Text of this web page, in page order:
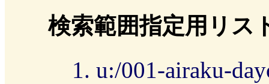
検索範囲指定用リス
u:/001-airaku-